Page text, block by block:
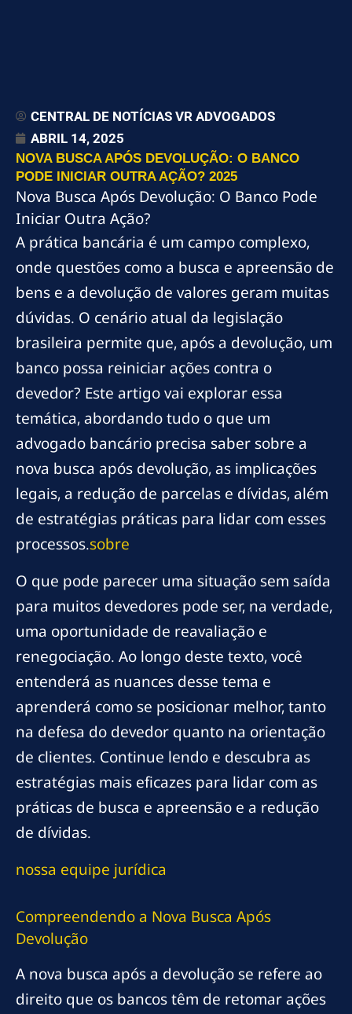
CENTRAL DE NOTÍCIAS VR ADVOGADOS
ABRIL 14, 2025
NOVA BUSCA APÓS DEVOLUÇÃO: O BANCO
PODE INICIAR OUTRA AÇÃO? 2025
Nova Busca Após Devolução: O Banco Pode
Iniciar Outra Ação?
A prática bancária é um campo complexo,
onde questões como a busca e apreensão de
bens e a devolução de valores geram muitas
dúvidas. O cenário atual da legislação
brasileira permite que, após a devolução, um
banco possa reiniciar ações contra o
devedor? Este artigo vai explorar essa
temática, abordando tudo o que um
advogado bancário precisa saber sobre a
nova busca após devolução, as implicações
legais, a redução de parcelas e dívidas, além
de estratégias práticas para lidar com esses
processos.sobre
O que pode parecer uma situação sem saída
para muitos devedores pode ser, na verdade,
uma oportunidade de reavaliação e
renegociação. Ao longo deste texto, você
entenderá as nuances desse tema e
aprenderá como se posicionar melhor, tanto
na defesa do devedor quanto na orientação
de clientes. Continue lendo e descubra as
estratégias mais eficazes para lidar com as
práticas de busca e apreensão e a redução
de dívidas.
nossa equipe jurídica
Compreendendo a Nova Busca Após
Devolução
A nova busca após a devolução se refere ao
direito que os bancos têm de retomar ações